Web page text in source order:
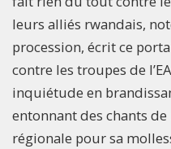
leurs alliés rwandais,
procession, écrit ce
contre les troupes de
inquiétude en
entonnant des chants
régionale pour sa